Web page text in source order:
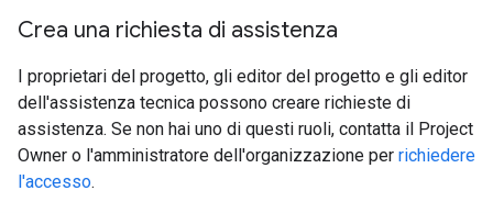
Crea una richiesta di assistenza
I proprietari del progetto, gli editor del progetto e gli editor
dell'assistenza tecnica possono creare richieste di
assistenza. Se non hai uno di questi ruoli, contatta il Project
Owner o l'amministratore dell'organizzazione per richiedere
l'accesso.